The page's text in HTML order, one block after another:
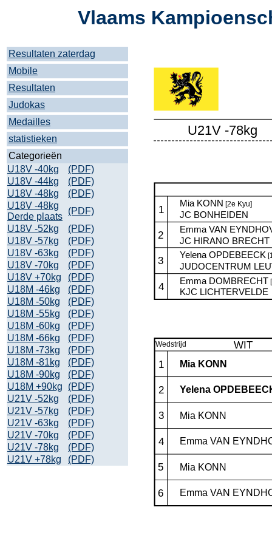
Vlaams
Resultaten zaterdag
Mobile
Resultaten
Judokas
Medailles
statistieken
Categorieën
U18V -40kg
(PDF)
U18V -44kg
(PDF)
U18V -48kg
(PDF)
U18V -48kg
Derde plaats
(PDF)
U18V -52kg
(PDF)
U18V -57kg
(PDF)
U18V -63kg
(PDF)
U18V -70kg
(PDF)
U18V +70kg
(PDF)
U18M -46kg
(PDF)
U18M -50kg
(PDF)
U18M -55kg
(PDF)
U18M -60kg
(PDF)
U18M -66kg
(PDF)
U18M -73kg
(PDF)
U18M -81kg
(PDF)
U18M -90kg
(PDF)
U18M +90kg
(PDF)
U21V -52kg
(PDF)
U21V -57kg
(PDF)
U21V -63kg
(PDF)
U21V -70kg
(PDF)
U21V -78kg
(PDF)
U21V +78kg
(PDF)